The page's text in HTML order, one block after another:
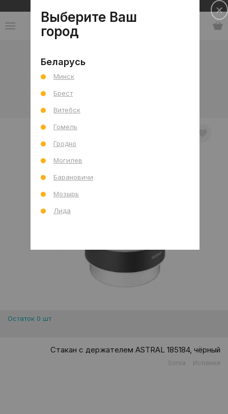
Аксессуары для ванной
Стаканы для зубных щеток
Остаток 0 шт
Стакан с держателем ASTRAL 185184, чёрный
Sonia Испания
Выберите Ваш
город
Беларусь
Минск
Брест
Витебск
Гомель
Гродно
Могилев
Барановичи
Мозырь
Лида